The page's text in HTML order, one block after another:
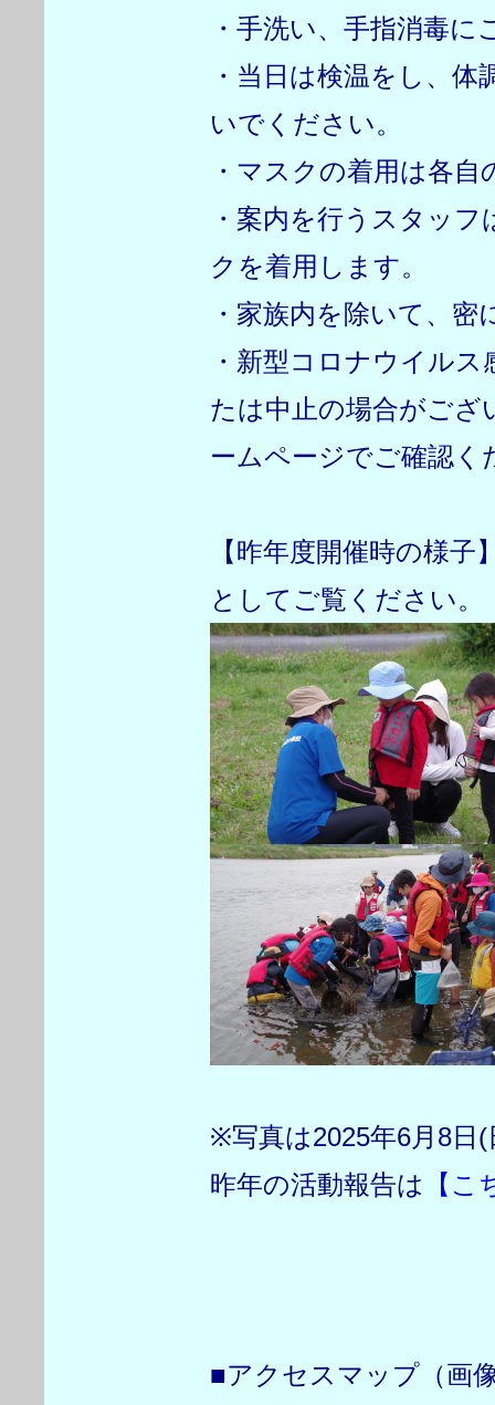
・手洗い、手指消毒に
・当日は検温をし、
いでください。
・マスクの着用は各
・案内を行うスタッ
クを着用します。
・家族内を除いて、
・新型コロナウイル
たは中止の場合がござ
ームページでご確認く
【昨年度開催時の様
としてご覧ください。
※写真は2025年6月8日
昨年の活動報告は
【こ
■アクセスマップ（画